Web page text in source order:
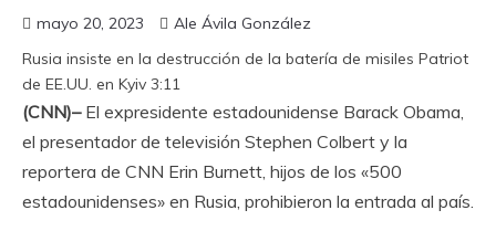
mayo 20, 2023
Ale Ávila González
Rusia insiste en la destrucción de la batería de misiles Patriot
de EE.UU. en Kyiv 3:11
(CNN)–El expresidente estadounidense Barack Obama,
el presentador de televisión Stephen Colbert y la
reportera de CNN Erin Burnett, hijos de los «500
estadounidenses» en Rusia, prohibieron la entrada al país.